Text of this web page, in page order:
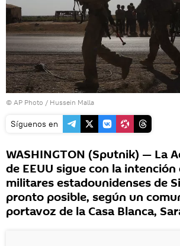
© AP Photo / Hussein Malla
Síguenos en
WASHINGTON (Sputnik) — La
de EEUU sigue con la
militares estadounidenses de
pronto posible, según un
portavoz de la Casa Blanca,